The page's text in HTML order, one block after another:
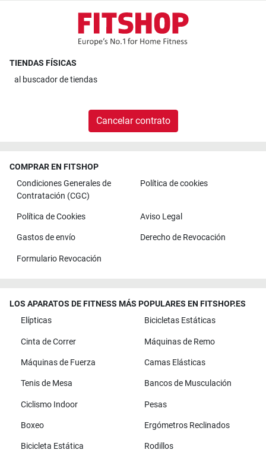
TIENDAS FÍSICAS
al buscador de tiendas
Cancelar contrato
COMPRAR EN FITSHOP
Condiciones Generales de
Contratación (CGC)
Política de cookies
Política de Cookies Aviso Legal
Gastos de envío Derecho de Revocación
Formulario Revocación
LOS APARATOS DE FITNESS MÁS POPULARES EN FITSHOP.ES
Elípticas
Bicicletas Estáticas
Cinta de Correr Máquinas de Remo
Máquinas de Fuerza Camas Elásticas
Tenis de Mesa Bancos de Musculación
Ciclismo Indoor Pesas
Boxeo Ergómetros Reclinados
Bicicleta Estática Rodillos